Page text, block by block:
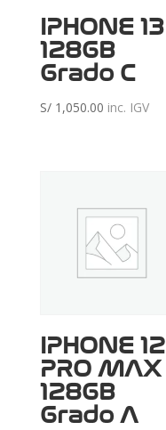
IPHONE 13
128GB
Grado C
S/1,050.00 inc. IGV
IPHONE 12
PRO MAX
128GB
Grado A